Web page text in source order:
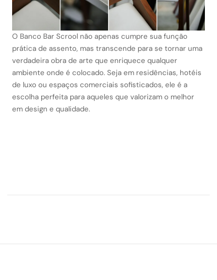
O Banco Bar Scrool não apenas cumpre sua função
prática de assento, mas transcende para se tornar uma
verdadeira obra de arte que enriquece qualquer
ambiente onde é colocado. Seja em residências, hotéis
de luxo ou espaços comerciais sofisticados, ele é a
escolha perfeita para aqueles que valorizam o melhor
em design e qualidade.